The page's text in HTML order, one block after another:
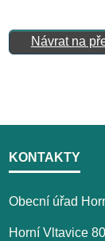
Návrat na
KONTAKTY
Obecní úřad
Horní Vltavice 80